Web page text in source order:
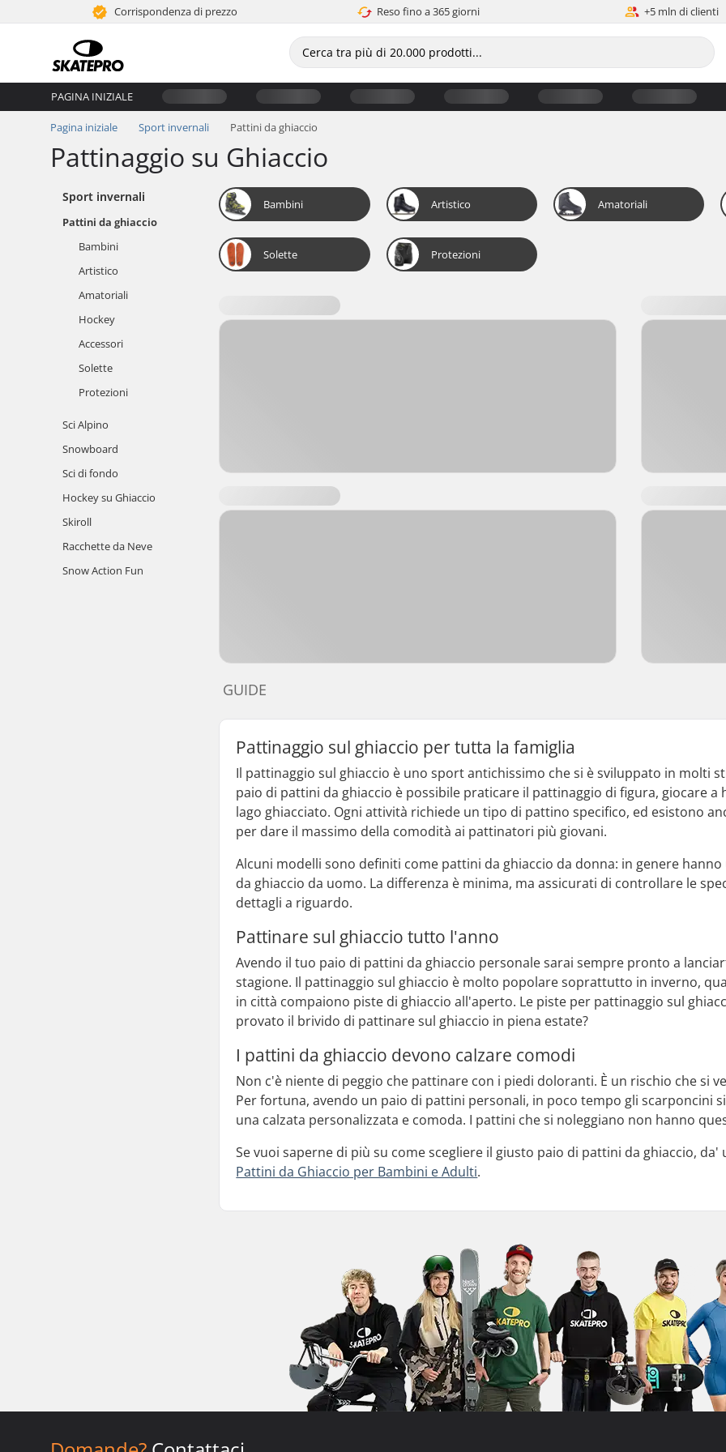
Corrispondenza di prezzo Reso fino a 365 giorni +5 mln di clienti
PAGINA INIZIALE
Pagina iniziale Sport invernali Pattini da ghiaccio
Pattinaggio su Ghiaccio
Sport invernali
Pattini da ghiaccio
Bambini
Artistico
Amatoriali
Hockey
Accessori
Solette
Protezioni
Sci Alpino
Snowboard
Sci di fondo
Hockey su Ghiaccio
Skiroll
Racchette da Neve
Snow Action Fun
Bambini Artistico Amatoriali
Solette Protezioni
GUIDE
Pattinaggio sul ghiaccio per tutta la famiglia
Il pattinaggio sul ghiaccio è uno sport antichissimo che si è sviluppato in molti
paio di pattini da ghiaccio è possibile praticare il pattinaggio di figura, giocare a
lago ghiacciato. Ogni attività richiede un tipo di pattino specifico, ed esistono
per dare il massimo della comodità ai pattinatori più giovani.
Alcuni modelli sono definiti come pattini da ghiaccio da donna: in genere
da ghiaccio da uomo. La differenza è minima, ma assicurati di controllare le
dettagli a riguardo.
Pattinare sul ghiaccio tutto l'anno
Avendo il tuo paio di pattini da ghiaccio personale sarai sempre pronto a
stagione. Il pattinaggio sul ghiaccio è molto popolare soprattutto in inverno,
in città compaiono piste di ghiaccio all'aperto. Le piste per pattinaggio sul
provato il brivido di pattinare sul ghiaccio in piena estate?
I pattini da ghiaccio devono calzare comodi
Non c'è niente di peggio che pattinare con i piedi doloranti. È un rischio che si
Per fortuna, avendo un paio di pattini personali, in poco tempo gli scarponcini
una calzata personalizzata e comoda. I pattini che si noleggiano non hanno
Se vuoi saperne di più su come scegliere il giusto paio di pattini da ghiaccio,
Pattini da Ghiaccio per Bambini e Adulti.